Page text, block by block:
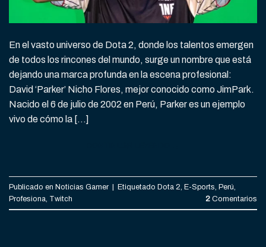
En el vasto universo de Dota 2, donde los talentos emergen
de todos los rincones del mundo, surge un nombre que está
dejando una marca profunda en la escena profesional:
David ‘Parker’ Nicho Flores, mejor conocido como JimPark.
Nacido el 6 de julio de 2002 en Perú, Parker es un ejemplo
vivo de cómo la […]
Publicado en Noticias Gamer | Etiquetado Dota 2 E-Sports Perú
Profesiona Twitch 2 Comentarios